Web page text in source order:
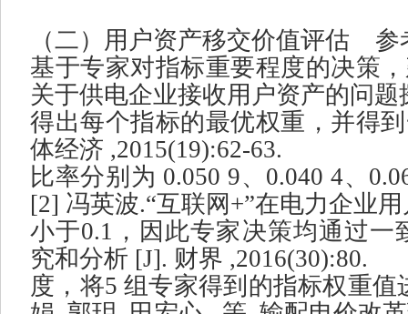
（二）用户资产移交价值评估
参
基于专家对指标重要程度的决策
关于供电企业接收用户资产的问题
得出每个指标的最优权重，并得
体经济 ,2015(19):62-63.
比率分别为 0.050 9、 0.040 4、
[2] 冯英波.“互联网 +”在电力企业
小于0.1 ，因此专家决策均通过
究和分析 [J]. 财界 ,2016(30):80.
度，将5组专家得到的指标权重